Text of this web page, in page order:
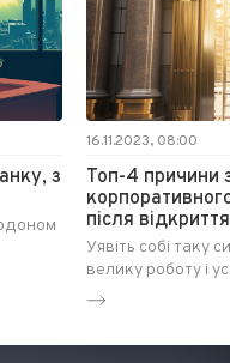
з
Нас
16.11.2023, 08:00
Топ-4 причини
після відкриття
Уявіть собі таку
велику роботу і
корпоративний